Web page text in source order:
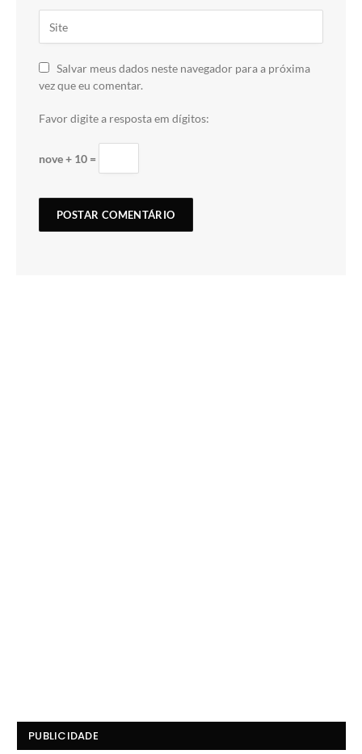
Salvar meus dados neste navegador para a próxima
vez que eu comentar.
Favor digite a resposta em dígitos:
nove + 10 =
PUBLICIDADE